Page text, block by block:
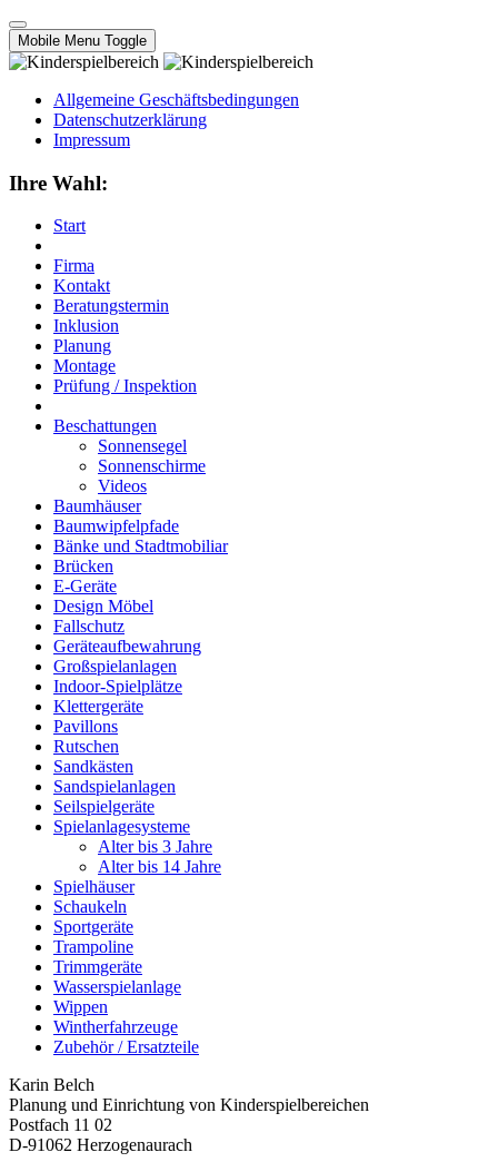
Mobile Menu Toggle
Allgemeine Geschäftsbedingungen
Datenschutzerklärung
Impressum
Ihre Wahl:
Start
Firma
Kontakt
Beratungstermin
Inklusion
Planung
Montage
Prüfung / Inspektion
Beschattungen
Sonnensegel
Sonnenschirme
Videos
Baumhäuser
Baumwipfelpfade
Bänke und Stadtmobiliar
Brücken
E-Geräte
Design Möbel
Fallschutz
Geräteaufbewahrung
Großspielanlagen
Indoor-Spielplätze
Klettergeräte
Pavillons
Rutschen
Sandkästen
Sandspielanlagen
Seilspielgeräte
Spielanlagesysteme
Alter bis 3 Jahre
Alter bis 14 Jahre
Spielhäuser
Schaukeln
Sportgeräte
Trampoline
Trimmgeräte
Wasserspielanlage
Wippen
Wintherfahrzeuge
Zubehör / Ersatzteile
Karin Belch
Planung und Einrichtung von Kinderspielbereichen
Postfach 11 02
D-91062 Herzogenaurach